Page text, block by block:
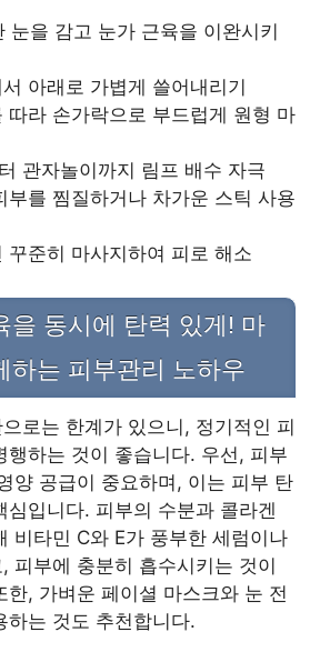
눈을 감고 눈가 근육을 이완시키
아래로 가볍게 쓸어내리기
따라 손가락으로 부드럽게 원형 마
관자놀이까지 림프 배수 자극
부를 찜질하거나 차가운 스틱 사용
꾸준히 마사지하여 피로 해소
을 동시에 탄력 있게! 마
하는 피부관리 노하우
로는 한계가 있으니, 정기적인 피
행하는 것이 좋습니다. 우선, 피부
양 공급이 중요하며, 이는 피부 탄
심입니다. 피부의 수분과 콜라겐
비타민 C와 E가 풍부한 세럼이나
피부에 충분히 흡수시키는 것이
한, 가벼운 페이셜 마스크와 눈 전
하는 것도 추천합니다.